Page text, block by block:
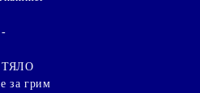
-
за грим